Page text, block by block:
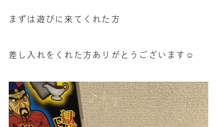
まずは遊びに来てくれた方
差し入れをくれた方ありがとうございます☺️